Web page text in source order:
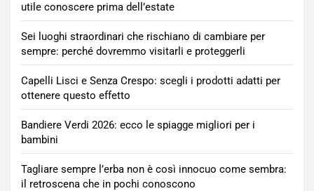
utile conoscere prima dell’estate
Sei luoghi straordinari che rischiano di cambiare per
sempre: perché dovremmo visitarli e proteggerli
Capelli Lisci e Senza Crespo: scegli i prodotti adatti per
ottenere questo effetto
Bandiere Verdi 2026: ecco le spiagge migliori per i
bambini
Tagliare sempre l’erba non è così innocuo come sembra:
il retroscena che in pochi conoscono